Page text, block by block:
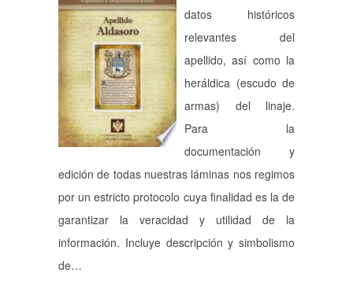
datos históricos
relevantes del
apellido, así como la
heráldica (escudo de
armas) del linaje.
Para la
documentación y
edición de todas nuestras láminas nos regimos
por un estricto protocolo cuya finalidad es la de
garantizar la veracidad y utilidad de la
información. Incluye descripción y simbolismo
de…